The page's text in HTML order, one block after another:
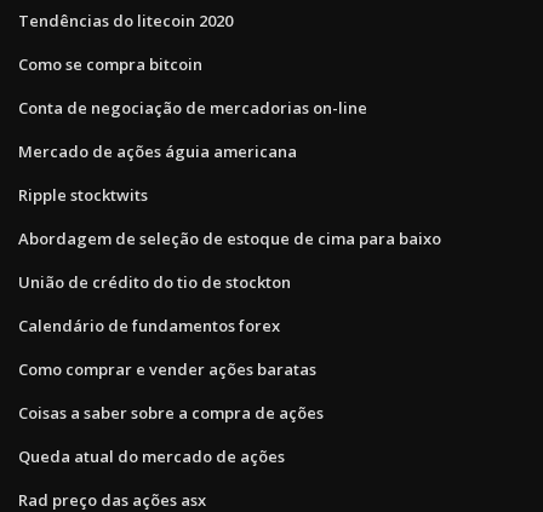
Tendências do litecoin 2020
Como se compra bitcoin
Conta de negociação de mercadorias on-line
Mercado de ações águia americana
Ripple stocktwits
Abordagem de seleção de estoque de cima para baixo
União de crédito do tio de stockton
Calendário de fundamentos forex
Como comprar e vender ações baratas
Coisas a saber sobre a compra de ações
Queda atual do mercado de ações
Rad preço das ações asx